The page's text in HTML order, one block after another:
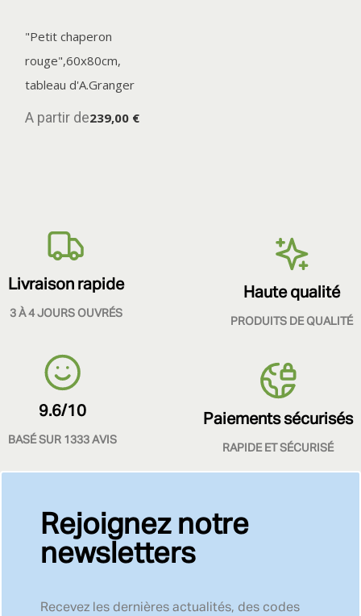
"Petit chaperon
rouge",60x80cm,
tableau d'A.Granger
A partir de239,00 €
Livraison rapide
3 À 4 JOURS OUVRÉS
Haute qualité
PRODUITS DE QUALITÉ
9.6/10
BASÉ SUR 1333 AVIS
Paiements sécurisés
RAPIDE ET SÉCURISÉ
Rejoignez notre
newsletters
Recevez les dernières actualités, des codes